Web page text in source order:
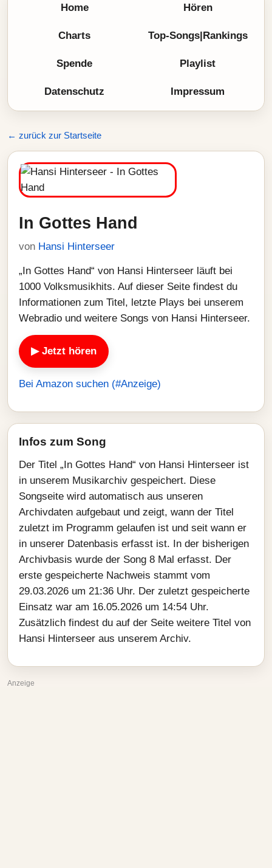
Home Hören
Charts Top-Songs|Rankings
Spende Playlist
Datenschutz Impressum
← zurück zur Startseite
In Gottes Hand
von Hansi Hinterseer
„In Gottes Hand“ von Hansi Hinterseer läuft bei
1000 Volksmusikhits. Auf dieser Seite findest du
Informationen zum Titel, letzte Plays bei unserem
Webradio und weitere Songs von Hansi Hinterseer.
▶ Jetzt hören
Bei Amazon suchen (#Anzeige)
Infos zum Song
Der Titel „In Gottes Hand“ von Hansi Hinterseer ist
in unserem Musikarchiv gespeichert. Diese
Songseite wird automatisch aus unseren
Archivdaten aufgebaut und zeigt, wann der Titel
zuletzt im Programm gelaufen ist und seit wann er
in unserer Datenbasis erfasst ist. In der bisherigen
Archivbasis wurde der Song 8 Mal erfasst. Der
erste gespeicherte Nachweis stammt vom
29.03.2026 um 21:36 Uhr. Der zuletzt gespeicherte
Einsatz war am 16.05.2026 um 14:54 Uhr.
Zusätzlich findest du auf der Seite weitere Titel von
Hansi Hinterseer aus unserem Archiv.
Anzeige